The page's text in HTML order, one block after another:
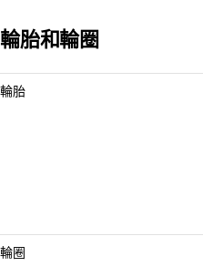
輪胎和輪圈
輪胎
輪圈